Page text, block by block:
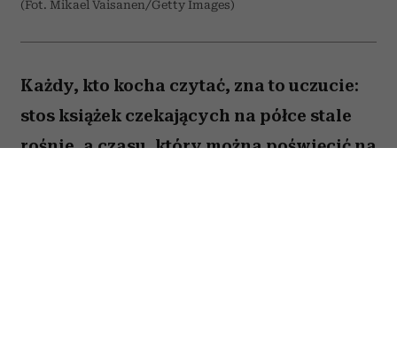
(Fot. Mikael Vaisanen/Getty Images)
Każdy, kto kocha czytać, zna to uczucie:
stos książek czekających na półce stale
rośnie, a czasu, który można poświęcić na